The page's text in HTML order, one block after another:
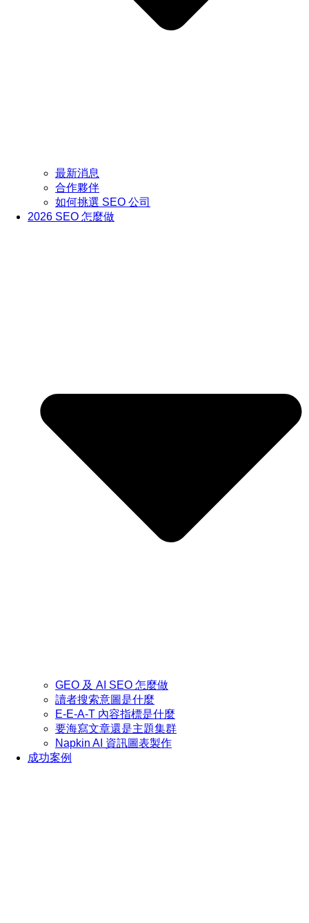
最新消息
合作夥伴
如何挑選 SEO 公司
2026 SEO 怎麼做
GEO 及 AI SEO 怎麼做
讀者搜索意圖是什麼
E-E-A-T 內容指標是什麼
要海寫文章還是主題集群
Napkin AI 資訊圖表製作
成功案例